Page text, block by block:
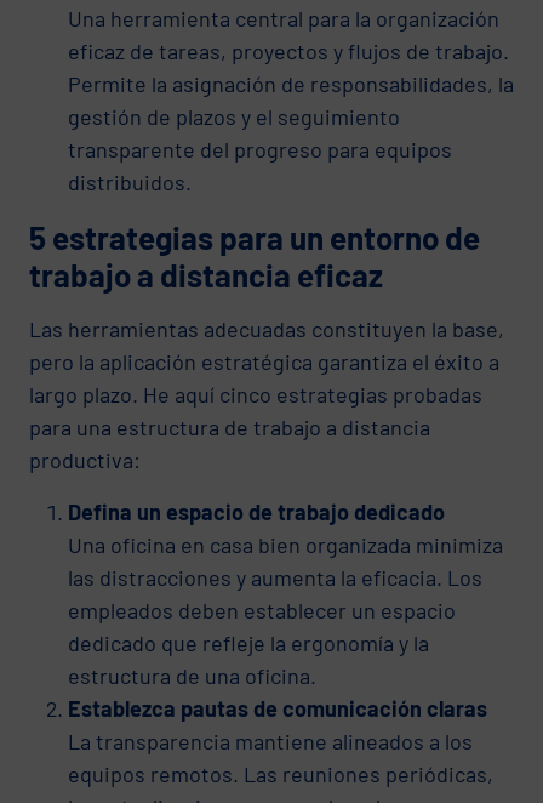
Una herramienta central para la organización
eficaz de tareas, proyectos y flujos de trabajo.
Permite la asignación de responsabilidades, la
gestión de plazos y el seguimiento
transparente del progreso para equipos
distribuidos.
5 estrategias para un entorno de
trabajo a distancia eficaz
Las herramientas adecuadas constituyen la base,
pero la aplicación estratégica garantiza el éxito a
largo plazo. He aquí cinco estrategias probadas
para una estructura de trabajo a distancia
productiva:
Defina un espacio de trabajo dedicado
Una oficina en casa bien organizada minimiza
las distracciones y aumenta la eficacia. Los
empleados deben establecer un espacio
dedicado que refleje la ergonomía y la
estructura de una oficina.
Establezca pautas de comunicación claras
La transparencia mantiene alineados a los
equipos remotos. Las reuniones periódicas,